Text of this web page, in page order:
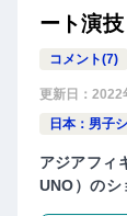
ート演
コメント(7)
更新日： 2022
日本：男子
アジアフィ
UNO）のシ